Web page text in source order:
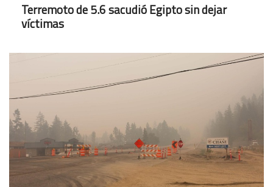
Terremoto de 5.6 sacudió Egipto sin dejar
víctimas